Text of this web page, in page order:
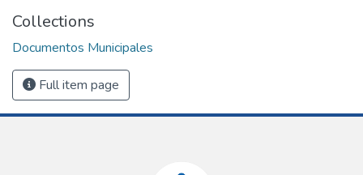
Collections
Documentos Municipales
Full item page